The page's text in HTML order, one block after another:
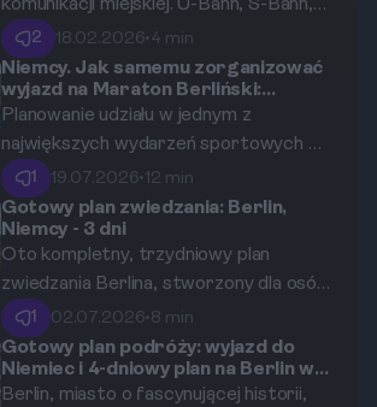
niezwykłej budowli, która stała się
symbolem Zimnej Wojny i jej upadku.
komunikacji miejskiej. U-Bahn, S-Bahn,
tramwaje i autobusy łączą wszystkie
jego zakątki i zapewniają łatwy dostęp
do najważniejszych atrakcji. W tym
artykule przybliżymy, jak funkcjonuje
transport publiczny w stolicy Niemiec
oraz co warto wiedzieć o taryfach i
biletach.
2 18.02.2026•4 min
Niemcy. Jak samemu zorganizować
wyjazd na Maraton Berliński:
pakiety startowe, noclegi i dojazd
Planowanie udziału w jednym z
największych wydarzeń sportowych w
Europie wymaga przemyślanej
strategii i odpowiedniego
przygotowania.
1 19.07.2026•12 min
Gotowy plan zwiedzania: Berlin,
Niemcy - 3 dni
Oto kompletny, trzydniowy plan
zwiedzania Berlina, stworzony dla osób,
które chcą zobaczyć jak najwięcej.
Przewodnik krok po kroku, od Bramy
Brandenburskiej po Wyspę Muzeów, z
praktycznymi wskazówkami
1 02.07.2026•8 min
Gotowy plan podróży: wyjazd do
Niemiec i 4-dniowy plan na Berlin w
Boże Ciało.
Berlin, miasto o fascynującej historii,